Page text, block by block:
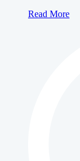
Sewa
Read More